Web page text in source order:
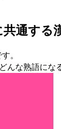
通する
。
んな熟語にな